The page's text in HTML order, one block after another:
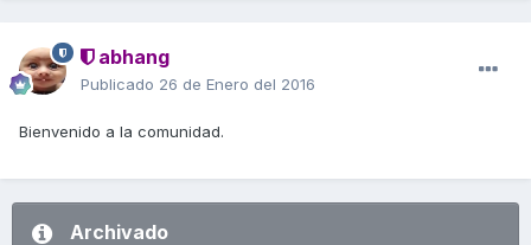
abhang
Publicado 26 de Enero del 2016
Bienvenido a la comunidad.
Archivado